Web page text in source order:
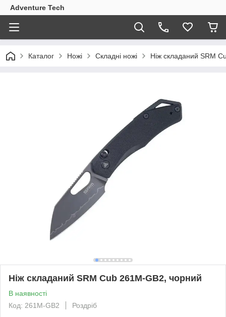
Adventure Tech
Каталог Ножі Складні ножі Ніж складаний SRM
Ніж складаний SRM Cub 261M-GB2, чорний
В наявності
Код: 261M-GB2
Роздріб